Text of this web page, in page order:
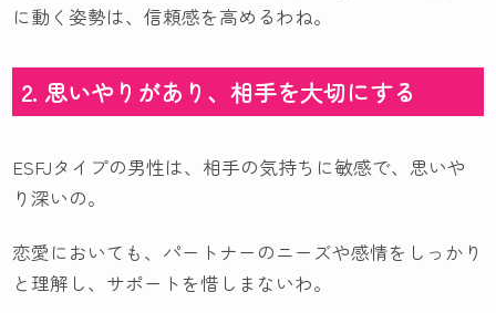
に動く姿勢は、信頼感を高めるわね。
2. 思いやりがあり、相手を大切にする
ESFJタイプの男性は、相手の気持ちに敏感で、思いや
り深いの。
恋愛においても、パートナーのニーズや感情をしっかり
と理解し、サポートを惜しまないわ。